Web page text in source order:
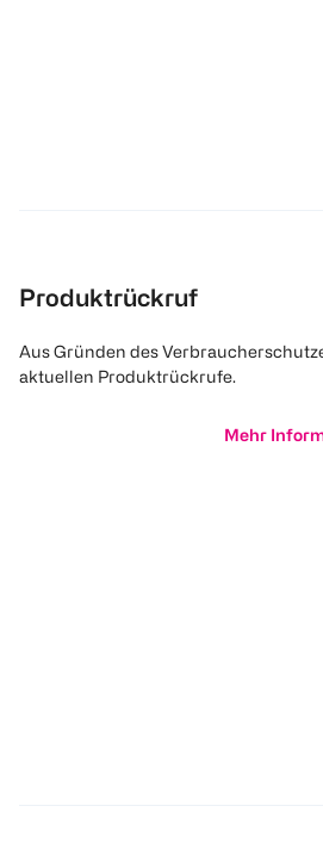
Produktrückruf
Aus Gründen des
aktuellen Produktrückrufe.
Mehr